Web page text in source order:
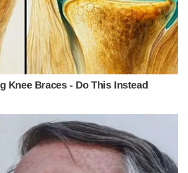
ou Moraes prende o Brasil"... O desabafo
do STF
8 de janeiro de 2023. Tudo o que aconteceu